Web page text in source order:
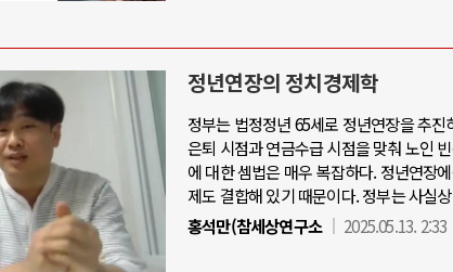
정년연장의 정치경제학
정부는 법정정년 65세로 정년연장을 추
은퇴 시점과 연금수급 시점을 맞춰 노인
에 대한 셈법은 매우 복잡하다. 정년연장
제도 결합해 있기 때문이다. 정부는 사실
홍석만(참세상연구소
2025.05.13. 2:33
러시아-우크라이나 전쟁
전쟁의 추상화: 우크라이나, 대리전의 역..
EU·우크라이나 드론 협력 직후, 러시아..
호르무
호르